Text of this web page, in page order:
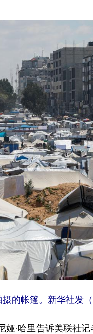
的帐篷。新华社发（
·哈里告诉美联社记